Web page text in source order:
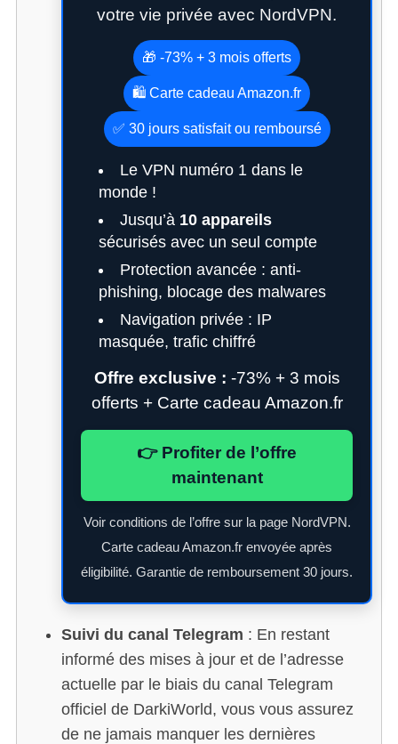
votre vie privée avec NordVPN.
🎁 -73% + 3 mois offerts
🛍️ Carte cadeau Amazon.fr
✅ 30 jours satisfait ou remboursé
Le VPN numéro 1 dans le
monde !
Jusqu’à 10 appareils
sécurisés avec un seul compte
Protection avancée : anti-
phishing, blocage des malwares
Navigation privée : IP
masquée, trafic chiffré
Offre exclusive : -73% + 3 mois
offerts + Carte cadeau Amazon.fr
👉 Profiter de l’offre
maintenant
Voir conditions de l’offre sur la page NordVPN.
Carte cadeau Amazon.fr envoyée après
éligibilité. Garantie de remboursement 30 jours.
Suivi du canal Telegram : En restant
informé des mises à jour et de l’adresse
actuelle par le biais du canal Telegram
officiel de DarkiWorld, vous vous assurez
de ne jamais manquer les dernières